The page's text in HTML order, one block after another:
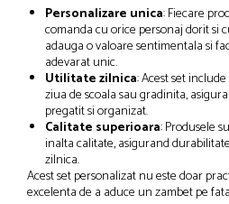
Personalizare unica: Fiecare
comanda cu orice personaj dorit si
adauga o valoare sentimentala si
adevarat unic.
Utilitate zilnica: Acest set
ziua de scoala sau gradinita,
pregatit si organizat.
Calitate superioara: Produsele
inalta calitate, asigurand
zilnica.
Acest set personalizat nu este doar
excelenta de a aduce un zambet pe